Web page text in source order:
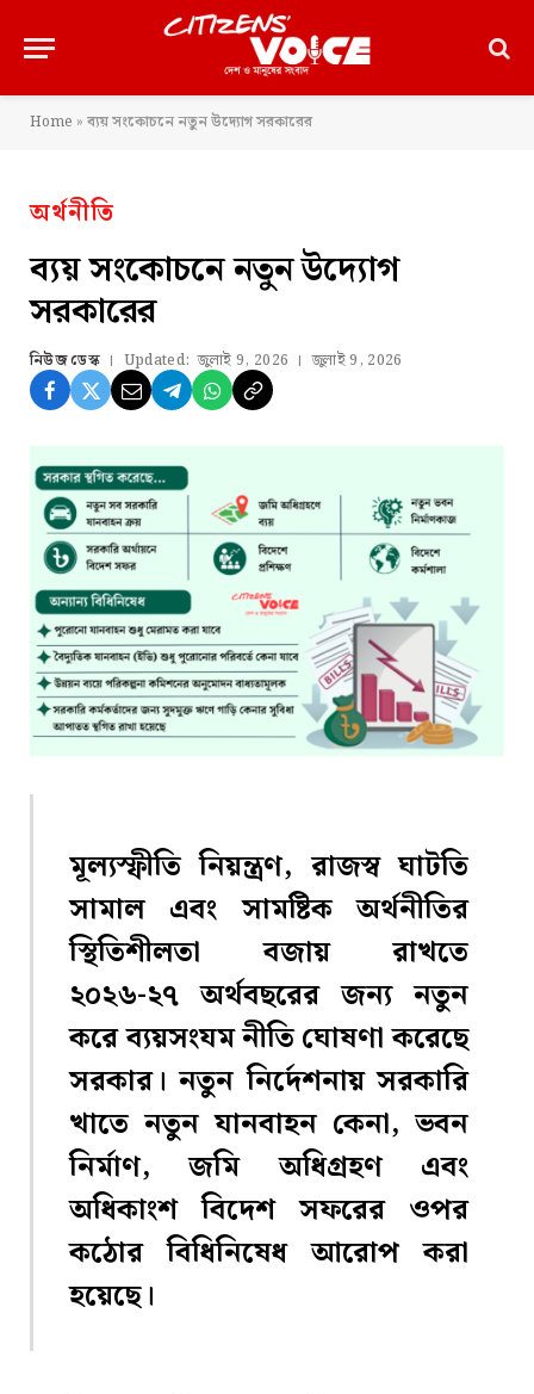
Home » ব্যয় সংকোচনে নতুন উদ্যোগ সরকারের
অর্থনীতি
ব্যয় সংকোচনে নতুন উদ্যোগ
সরকারের
নিউজ ডেস্ক Updated: জুলাই 9, 2026 জুলাই 9, 2026
মূল্যস্ফীতি নিয়ন্ত্রণ, রাজস্ব ঘাটতি
সামাল এবং সামষ্টিক অর্থনীতির
স্থিতিশীলতা বজায় রাখতে
২০২৬-২৭ অর্থবছরের জন্য নতুন
করে ব্যয়সংযম নীতি ঘোষণা করেছে
সরকার। নতুন নির্দেশনায় সরকারি
খাতে নতুন যানবাহন কেনা, ভবন
নির্মাণ, জমি অধিগ্রহণ এবং
অধিকাংশ বিদেশ সফরের ওপর
কঠোর বিধিনিষেধ আরোপ করা
হয়েছে।